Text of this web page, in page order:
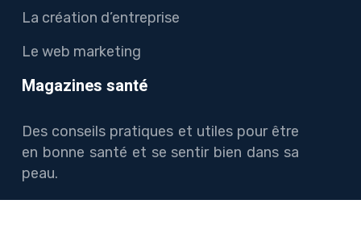
La création d’entreprise
Le web marketing
Magazines santé
Des conseils pratiques et utiles pour être
en bonne santé et se sentir bien dans sa
peau.